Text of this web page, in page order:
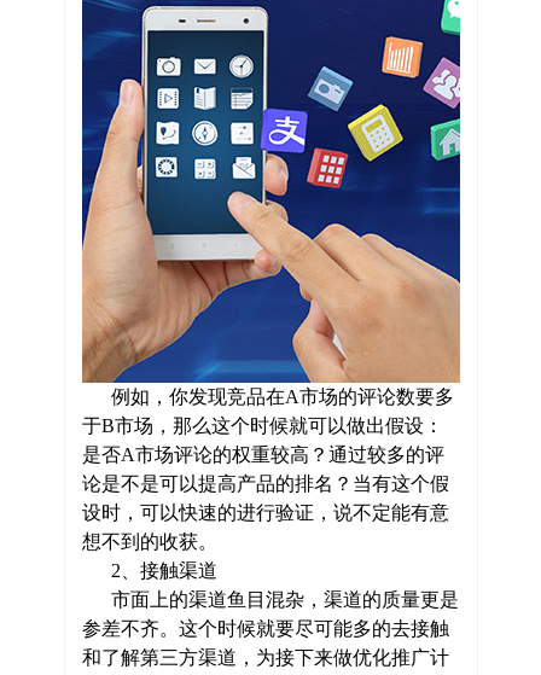
例如，你发现竞品在A市场的评论数要多
于B市场，那么这个时候就可以做出假设：
是否A市场评论的权重较高？通过较多的评
论是不是可以提高产品的排名？当有这个假
设时，可以快速的进行验证，说不定能有意
想不到的收获。
2、接触渠道
市面上的渠道鱼目混杂，渠道的质量更是
参差不齐。这个时候就要尽可能多的去接触
和了解第三方渠道，为接下来做优化推广计